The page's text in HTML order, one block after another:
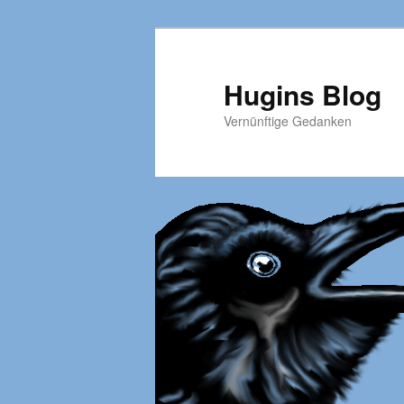
Hugins Blog
Vernünftige Gedanken